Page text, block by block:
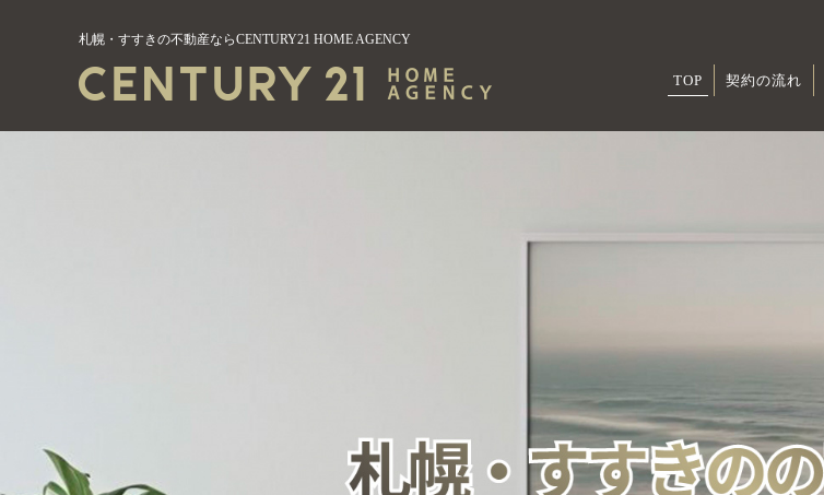
札幌・すすきの不動産ならCENTURY21 HOME AGENCY
TOP 契約の流れ